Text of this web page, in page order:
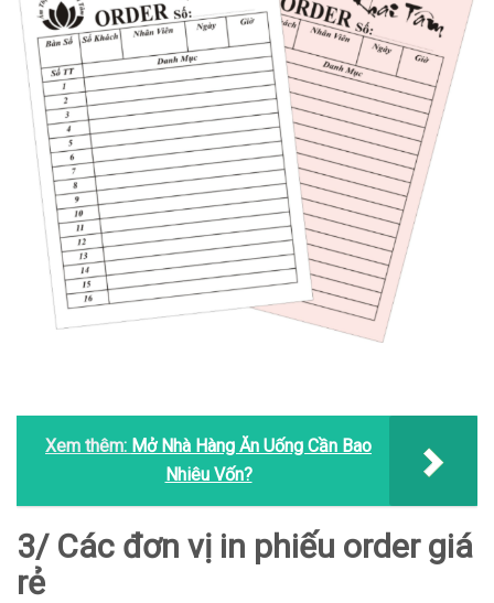
Xem thêm: Mở Nhà Hàng Ăn Uống Cần Bao
Nhiêu Vốn?
3/ Các đơn vị in phiếu order giá
rẻ